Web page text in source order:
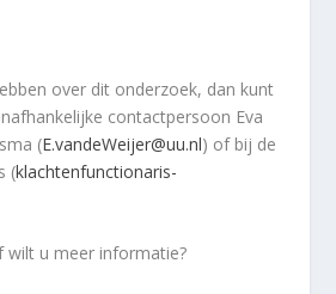
over dit onderzoek, dan kunt
contactpersoon Eva
(E.vandeWeijer@uu.nl) of bij de
(klachtenfunctionaris-
wilt u meer informatie?